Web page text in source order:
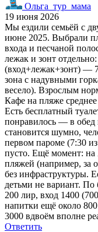
Ольга_тур_мама
19 июня 2026
Мы ездили семьёй с
июне 2025. Выбрали
входа и песчаной
лежак и зонт
(вход+лежак+зонт) —
зона с надувными
весело). Взрослым
Кафе на пляже
Есть бесплатный
понравилось — в обед
становится шумно,
первом пароме (7:30
пусто. Ещё момент: на
пляжей (например, за
без инфраструктуры.
детьми не вариант.
200 лир, вход 1400
напитки ещё около
3000 вдвоём вполне
Ответить